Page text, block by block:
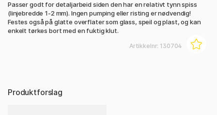
Passer godt for detaljarbeid siden den har en relativt tynn spiss
(linjebredde 1-2 mm). Ingen pumping eller risting er nødvendig!
Festes også på glatte overflater som glass, speil og plast, og kan
enkelt tørkes bort med en fuktig klut.
Artikkelnr: 130704
Produktforslag